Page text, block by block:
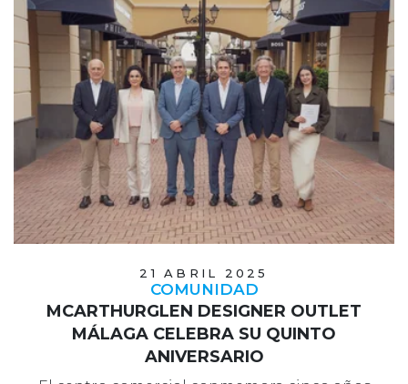
21 ABRIL 2025
COMUNIDAD
MCARTHURGLEN DESIGNER OUTLET
MÁLAGA CELEBRA SU QUINTO
ANIVERSARIO